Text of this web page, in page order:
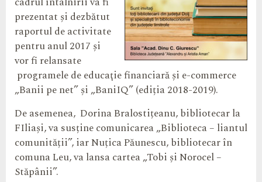
prezentat și dezbătut
raportul de activitate
pentru anul 2017 și
vor fi relansate
programele de educaţie financiară şi e-commerce
„Banii pe net” şi „BaniIQ” (ediția 2018-2019).
De asemenea, Dorina Bralostițeanu, bibliotecar la
FIliași, va susține comunicarea „Biblioteca – liantul
comunității”, iar Nuțica Păunescu, bibliotecar în
comuna Leu, va lansa cartea „Tobi și Norocel –
Stăpânii”.